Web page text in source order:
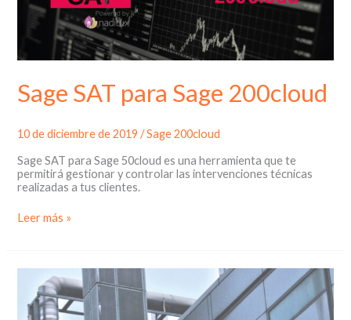
Sage SAT para Sage 200cloud
10 de diciembre de 2019/Sage 200cloud
Sage SAT para Sage 50cloud es una herramienta que te
permitirá gestionar y controlar las intervenciones técnicas
realizadas a tus clientes.
Sage
200cloud
Leer más »